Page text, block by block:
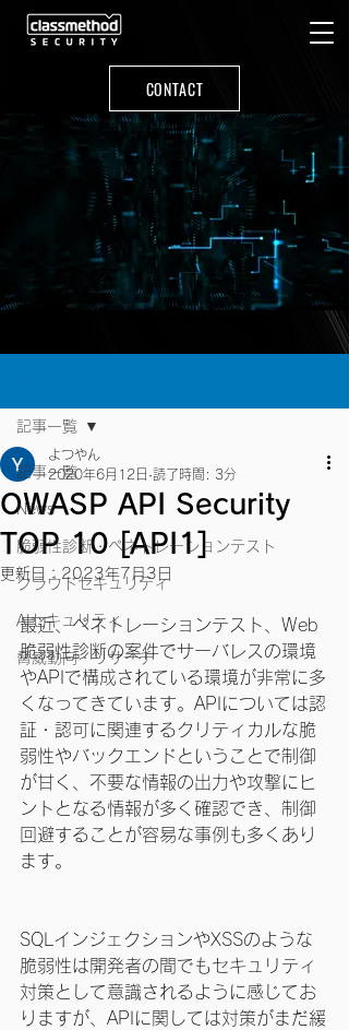
CONTACT
記事一覧
News
脆弱性診断・ペネトレーションテスト
クラウドセキュリティ
AIセキュリティ
脅威動向・リサーチ
記事一覧
OWASP API Security
TOP 10 [API1]
よつやん
2020年6月12日 読了時間: 3分
更新日： 2023年7月3日
最近、ペネトレーションテスト、Web
脆弱性診断の案件でサーバレスの環境
やAPIで構成されている環境が非常に多
くなってきています。APIについては認
証・認可に関連するクリティカルな脆
弱性やバックエンドということで制御
が甘く、不要な情報の出力や攻撃にヒ
ントとなる情報が多く確認でき、制御
回避することが容易な事例も多くあり
ます。
SQLインジェクションやXSSのような
脆弱性は開発者の間でもセキュリティ
対策として意識されるように感じてお
りますが、APIに関しては対策がまだ緩